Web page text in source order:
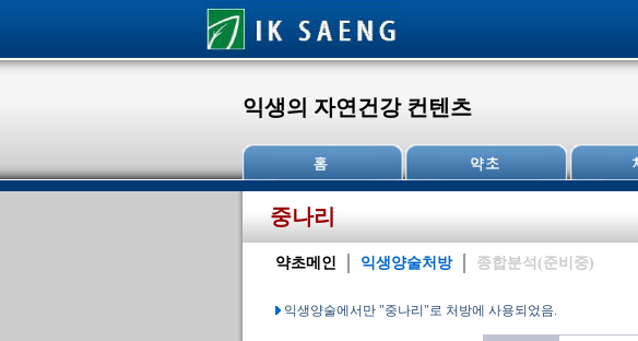
익생의 자연건강 컨텐츠
중나리
약초메인 익생양술처방 종합분석(준비중)
익생양술에서만 "중나리"로 처방에 사용되었음.